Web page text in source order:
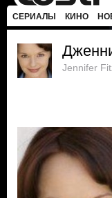
СЕРИАЛЫ КИНО
Jennifer